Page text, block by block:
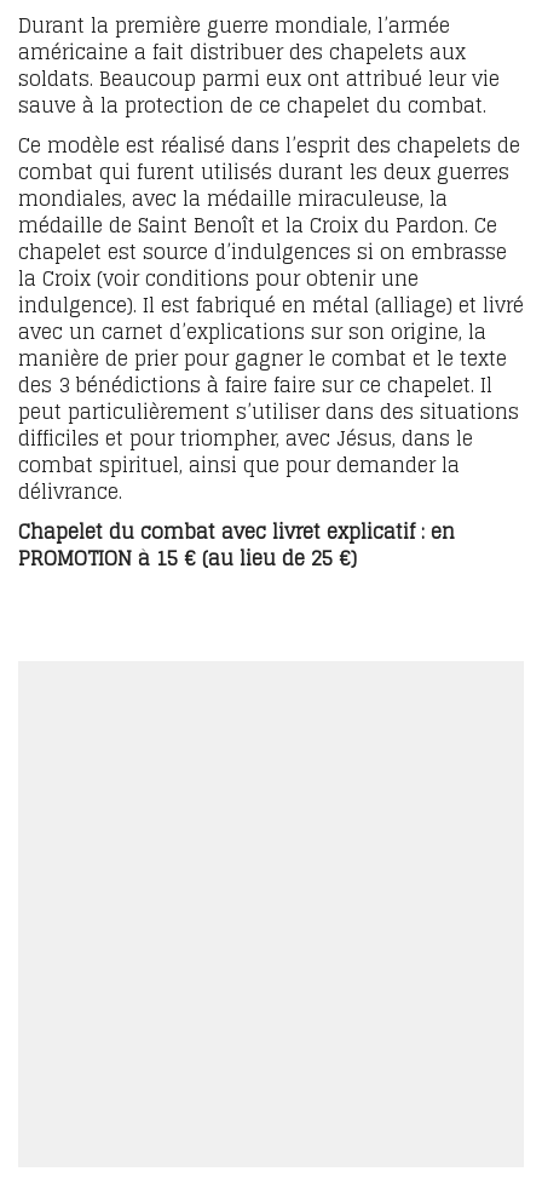
Durant la première guerre mondiale, l’armée
américaine a fait distribuer des chapelets aux
soldats. Beaucoup parmi eux ont attribué leur vie
sauve à la protection de ce chapelet du combat.
Ce modèle est réalisé dans l’esprit des chapelets de
combat qui furent utilisés durant les deux guerres
mondiales, avec la médaille miraculeuse, la
médaille de Saint Benoît et la Croix du Pardon. Ce
chapelet est source d’indulgences si on embrasse
la Croix (voir conditions pour obtenir une
indulgence). Il est fabriqué en métal (alliage) et livré
avec un carnet d’explications sur son origine, la
manière de prier pour gagner le combat et le texte
des 3 bénédictions à faire faire sur ce chapelet. Il
peut particulièrement s’utiliser dans des situations
difficiles et pour triompher, avec Jésus, dans le
combat spirituel, ainsi que pour demander la
délivrance.
Chapelet du combat avec livret explicatif : en
PROMOTION à 15 € (au lieu de 25 €)